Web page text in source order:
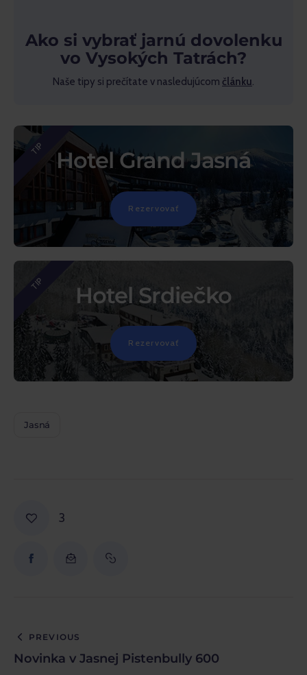
Ako si vybrať jarnú dovolenku
vo Vysokých Tatrách?
Naše tipy si prečítate v nasledujúcom článku.
TIP Hotel Grand Jasná
Rezervovať
TIP Hotel Srdiečko
Rezervovať
Jasná
3
PREVIOUS
Novinka v Jasnej Pistenbully 600